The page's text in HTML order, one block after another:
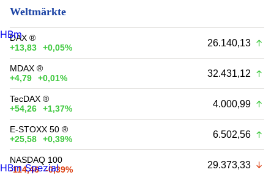
Weltmärkte
DAX ®
+13,83
+0,05% 26.140,13
MDAX ®
+4,79
+0,01% 32.431,12
TecDAX ®
+54,26
+1,37% 4.000,99
E-STOXX 50 ®
+25,58
+0,39% 6.502,56
NASDAQ 100
-114,46
-0,39% 29.373,33
HBm
HBm Spezial